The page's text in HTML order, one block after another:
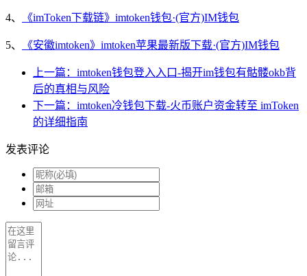
4、 《imToken下载链》imtoken钱包·(官方)IM钱包
5、 《安徽imtoken》imtoken苹果最新版下载·(官方)IM钱包
上一篇：imtoken钱包登入入口-揭开im钱包有骷髅okb背
后的真相与风险
下一篇：imtoken冷钱包下载-火币账户资金转至 imToken
的详细指南
发表评论